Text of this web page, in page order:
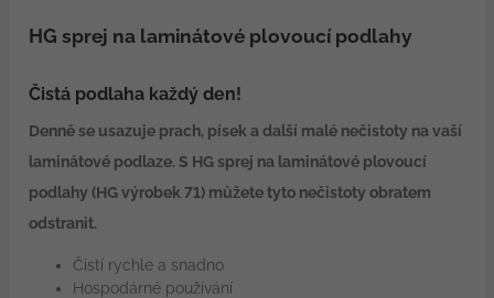
HG sprej na laminátové plovoucí podlahy
Čistá podlaha každý den!
Denně se usazuje prach, písek a další malé nečistoty na vaší
laminátové podlaze. S HG sprej na laminátové plovoucí
podlahy (HG výrobek 71) můžete tyto nečistoty obratem
odstranit.
Čistí rychle a snadno
Hospodárné používání